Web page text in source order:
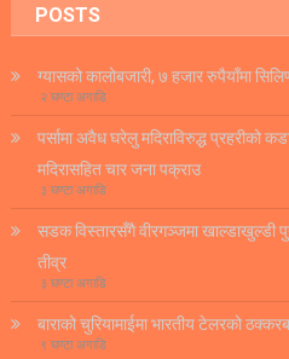
POSTS
ग्यासको कालोबजारी, ७ हजार रुपैयाँमा
२ घण्टा अगाडि
पर्सामा अवैध घरेलु मदिराविरुद्ध प्रहरीको
मदिरासहित चार जना पक्राउ
३ घण्टा अगाडि
सडक विस्तारसँगै वीरगञ्जमा खाल्डाखुल्डी
तीव्र
३ घण्टा अगाडि
बाराको चुरियामाईमा भारतीय टेलरको
९ घण्टा अगाडि